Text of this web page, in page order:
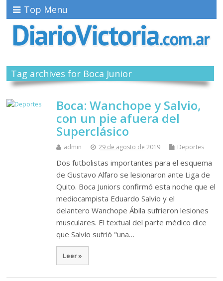
Top Menu
Tag archives for Boca Junior
Boca: Wanchope y Salvio,
con un pie afuera del
Superclásico
admin 29 de agosto de 2019 Deportes
Dos futbolistas importantes para el esquema
de Gustavo Alfaro se lesionaron ante Liga de
Quito. Boca Juniors confirmó esta noche que el
mediocampista Eduardo Salvio y el
delantero Wanchope Ábila sufrieron lesiones
musculares. El textual del parte médico dice
que Salvio sufrió "una…
Leer »